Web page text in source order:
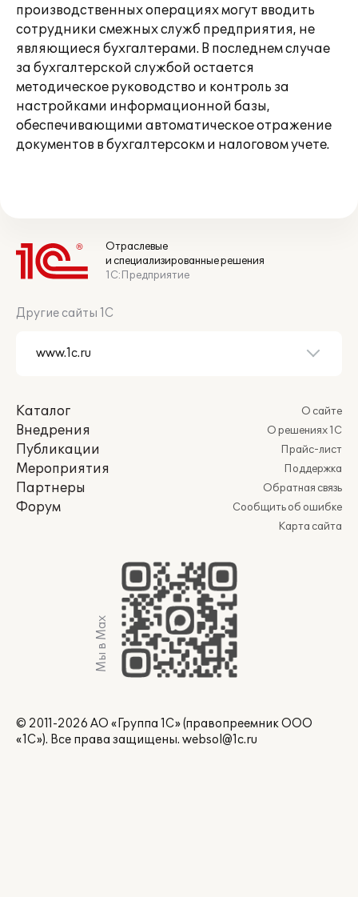
производственных операциях могут вводить
сотрудники смежных служб предприятия, не
являющиеся бухгалтерами. В последнем случае
за бухгалтерской службой остается
методическое руководство и контроль за
настройками информационной базы,
обеспечивающими автоматическое отражение
документов в бухгалтерсокм и налоговом учете.
Отраслевые
и специализированные решения
1С:Предприятие
Другие сайты 1С
Каталог
Внедрения
Публикации
Мероприятия
Партнеры
Форум
О сайте
О решениях 1С
Прайс-лист
Поддержка
Обратная связь
Сообщить об ошибке
Карта сайта
Мы в Max
© 2011-2026 АО «Группа 1С» (правопреемник ООО
«1С»). Все права защищены. websol@1c.ru